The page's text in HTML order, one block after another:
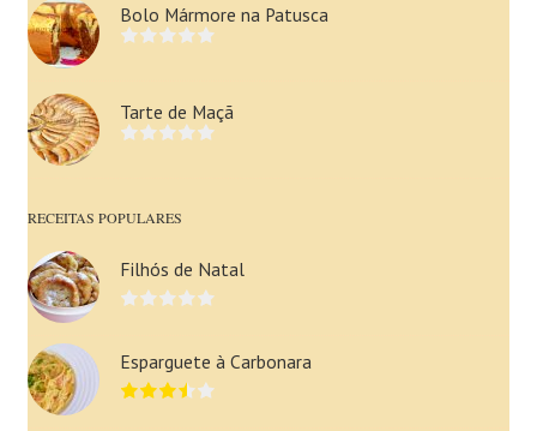
Bolo Mármore na Patusca
Tarte de Maçã
RECEITAS POPULARES
Filhós de Natal
Esparguete à Carbonara